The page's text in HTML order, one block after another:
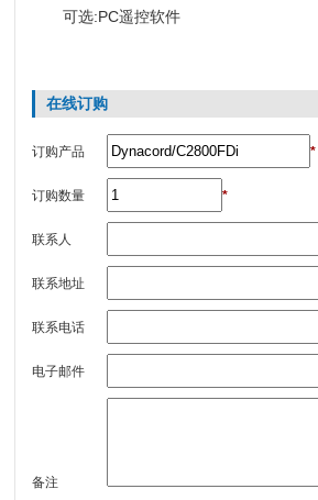
可选:PC遥控软件
在线订购
订购产品 *
订购数量 *
联系人
联系地址
联系电话
电子邮件
备注